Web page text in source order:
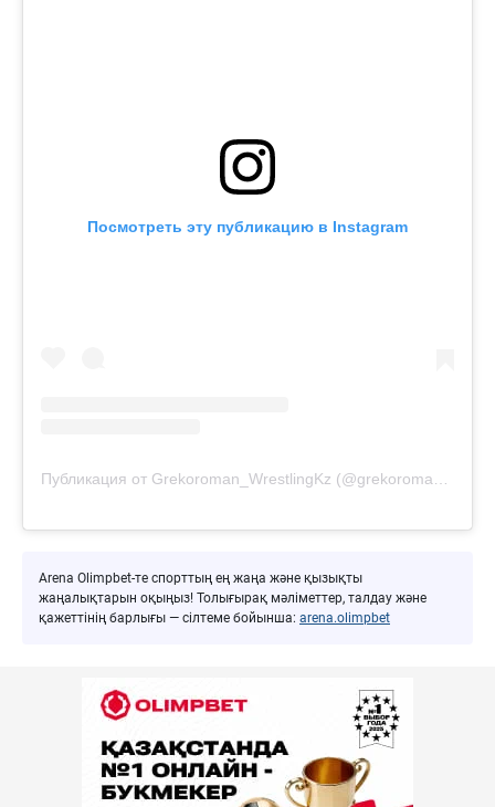
Посмотреть эту публикацию в Instagram
Arena Olimpbet-те спорттың ең жаңа және қызықты
жаңалықтарын оқыңыз! Толығырақ мәліметтер, талдау және
қажеттінің барлығы — сілтеме бойынша: arena.olimpbet